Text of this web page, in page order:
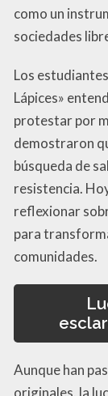
como un
sociedades
Los
Lápices»
protestar por
demostraron
búsqueda de
resistencia.
reflexionar
para
comunidades.
Aunque han
originales, la